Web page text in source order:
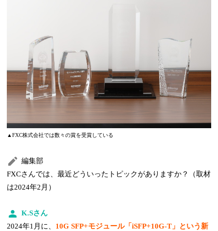
▲FXC株式会社では数々の賞を受賞している
編集部
FXCさんでは、最近どういったトピックがありますか？（取材
は2024年2月）
K.Sさん
2024年1月に、 10G SFP+モジュール「iSFP+10G-T」という新